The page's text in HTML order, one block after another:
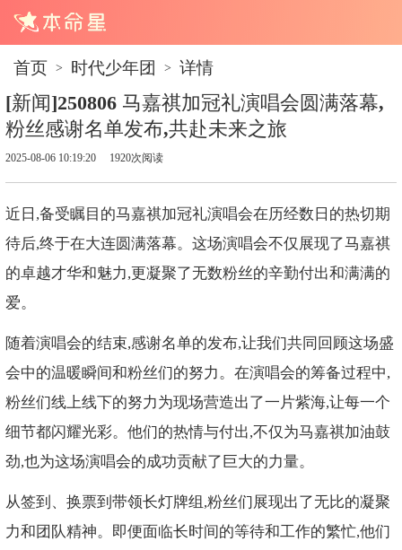
首页 > 时代少年团 > 详情
[新闻]250806 马嘉祺加冠礼演唱会圆满落幕,
粉丝感谢名单发布,共赴未来之旅
2025-08-06 10:19:20 1920次阅读
近日,备受瞩目的马嘉祺加冠礼演唱会在历经数日的热切期
待后,终于在大连圆满落幕。这场演唱会不仅展现了马嘉祺
的卓越才华和魅力,更凝聚了无数粉丝的辛勤付出和满满的
爱。
随着演唱会的结束,感谢名单的发布,让我们共同回顾这场盛
会中的温暖瞬间和粉丝们的努力。在演唱会的筹备过程中,
粉丝们线上线下的努力为现场营造出了一片紫海,让每一个
细节都闪耀光彩。他们的热情与付出,不仅为马嘉祺加油鼓
劲,也为这场演唱会的成功贡献了巨大的力量。
从签到、换票到带领长灯牌组,粉丝们展现出了无比的凝聚
力和团队精神。即便面临长时间的等待和工作的繁忙,他们